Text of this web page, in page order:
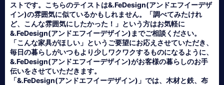
ストです。こちらのテイストは&.FeDesign(アンドエフイーデザ
イン)の雰囲気に似ているかもしれません。「調べてみたけれ
ど、こんな雰囲気にしたかった！」という方はお気軽に
&.FeDesign(アンドエフイーデザイン)までご相談ください。
「こんな家具がほしい」というご要望にお応えさせていただき、
毎日の暮らしがいつもより少しワクワクするものになるように、
&.FeDesign(アンドエフイーデザイン)がお客様の暮らしのお手
伝いをさせていただきます。
「&.FeDesign(アンドエフイーデザイン)」では、木材と鉄、布